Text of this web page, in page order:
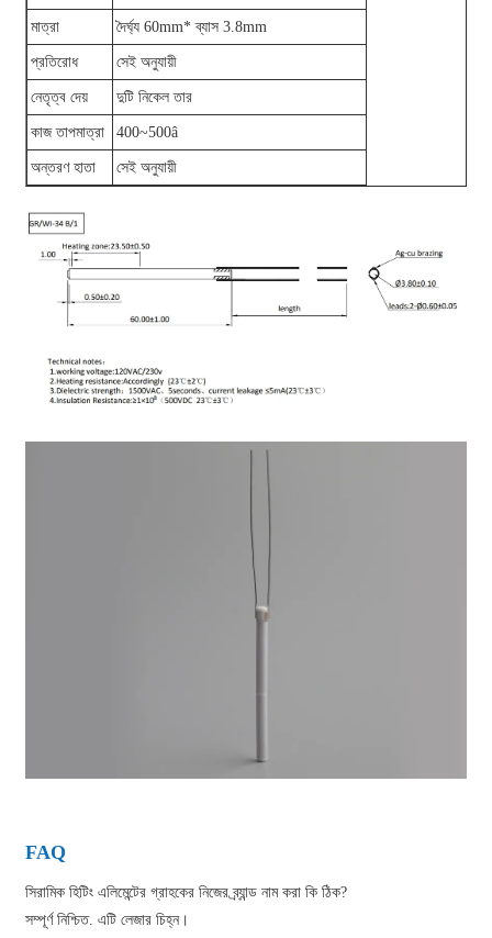
মাত্রা দৈর্ঘ্য 60mm* ব্যাস 3.8mm
প্রতিরোধ সেই অনুযায়ী
নেতৃত্ব দেয় দুটি নিকেল তার
কাজ তাপমাত্রা 400~500â
অন্তরণ হাতা সেই অনুযায়ী
FAQ
সিরামিক হিটিং এলিমেন্টের গ্রাহকের নিজের ব্র্যান্ড নাম করা কি ঠিক?
সম্পূর্ণ নিশ্চিত. এটি লেজার চিহ্ন।